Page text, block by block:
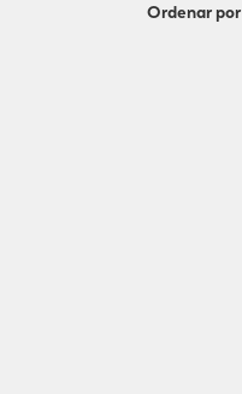
Ordenar por